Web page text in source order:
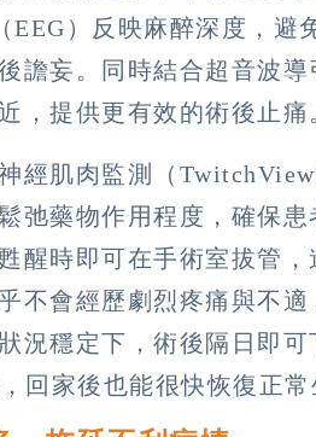
EEG）反映麻醉深度，避
譫妄。同時結合超音波
，提供更有效的術後止痛
經肌肉監測（
弛藥物作用程度，確保
醒時即可在手術室拔管，
不會經歷劇烈疼痛與不
況穩定下，術後隔日即
回家後也能很快恢復正常